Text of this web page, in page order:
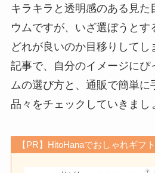
キラキラと透明感のある見た
ウムですが、いざ選ぼうとす
どれが良いのか目移りして
記事で、自分のイメージにぴ
ムの選び方と、通販で簡単に
品々をチェックしていきまし
【PR】HitoHanaでおしゃれギフ